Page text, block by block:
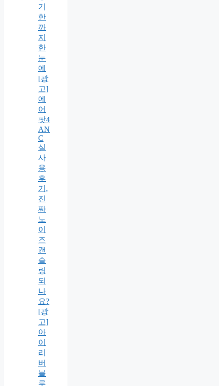
기
한
까
지
한
눈
에
[광
고]
에
어
팟4
AN
C
실
사
용
후
기,
진
짜
노
이
즈
캔
슬
링
되
나
요?
[광
고]
아
이
리
버
블
루